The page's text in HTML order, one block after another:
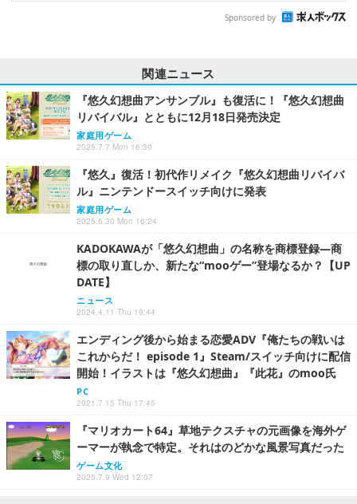
Sponsored by
関連ニュース
『悠久幻想曲アンサンブル』も復活に！『悠久幻想曲
リバイバル』とともに12月18日発売決定
家庭用ゲーム
2025.7.7 Mon 16:30
『悠久』復活！初代作リメイク『悠久幻想曲リバイバ
ル』ニンテンドースイッチ向けに発表
家庭用ゲーム
2025.6.30 Mon 16:24
KADOKAWAが「悠久幻想曲」の名称を商標登録―商
標の取り直しか、新たな“mooゲー”登場なるか？【UP
DATE】
ニュース
2024.4.11 Thu 19:44
エンディング後から始まる恋愛ADV『俺たちの戦いは
これからだ！ episode 1』Steam/スイッチ向けに配信
開始！イラストは『悠久幻想曲』『此花』のmoo氏
PC
2021.7.15 Thu 17:45
『マリオカート64』草地テクスチャの元画像を海外ゲ
ーマーが執念で特定。それはのどかな風景写真だった
ゲーム文化
2025.7.9 Wed 12:07